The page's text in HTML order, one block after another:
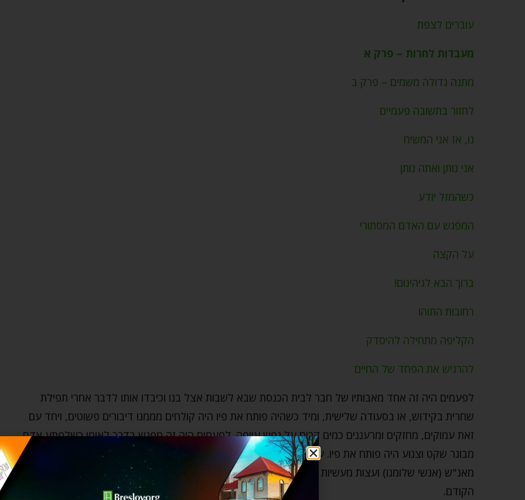
עוברים לצפת
מעבדות לחרות – פרק א
מתנה גדולה משמים – פרק ב
לחזור בתשובה פעמיים
נו, אז אני המשיח
אני נותן ואתה נותן
כשהמזל יודע
המפגש עם האדם המסתורי
על הקצה
ברוך הבא לגיהינום!
רחובות התוהו
הקליפה מתחילה להיסדק
להרגיש את הפחד של החיים
לפעמים היה זה אחד מאבותיו של חבר לבית הכנסת שבא לשבות אצל בנו וכיבדו אותו לדבר אחרי תפילת
שחרית בקידוש, או בסעודה שלישית, ומיד כשהיה פותח את פיו היה קולחים מממנו דיבורים פשוטים, ויחד עם
זאת עמוקים, מחזקים ומרעננים כמים קרים על נפש עייפה. לפעמים היה זה מפגש בדרך לאומן כשלפתע אדם
מבוגר שקט וצנוע היה פותח את פיו. על פי רוב, היו הדיבורים מלאים בציטוטים מדברי רבינו ותלמידיו, סיפורים
מאנ"ש (אנשי שלומנו) ועצות מעשיות מתוקות בפשטותן ותמימותן – מן סגנון כזה שניתן למצוא רק אצל בני הדור
הקודם.